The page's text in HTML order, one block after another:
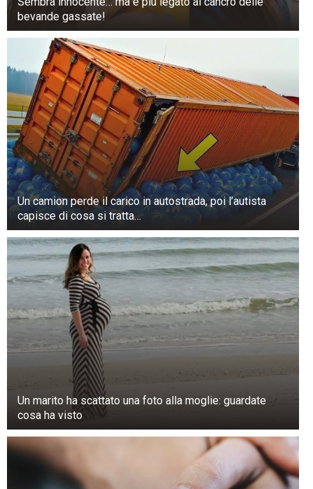
tutto il possibile e sono stati eccellenti”.
bevande gassate!
Un camion perde il carico in autostrada, poi l’autista
capisce di cosa si tratta…
Un marito ha scattato una foto alla moglie: guardate
cosa ha visto